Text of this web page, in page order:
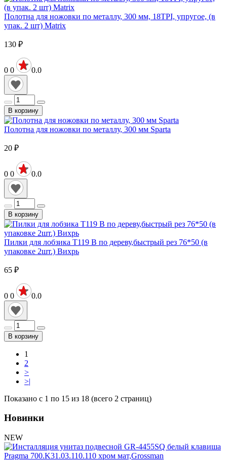
Полотна для ножовки по металлу, 300 мм, 18TPI, упругое, (в
упак. 2 шт) Matrix
130 ₽
0 0 0.0
В корзину
Полотна для ножовки по металлу, 300 мм Sparta
20 ₽
0 0 0.0
В корзину
Пилки для лобзика Т119 В по дереву,быстрый рез 76*50 (в
упаковке 2шт.) Вихрь
65 ₽
0 0 0.0
В корзину
1
2
>
>|
Показано с 1 по 15 из 18 (всего 2 страниц)
Новинки
NEW